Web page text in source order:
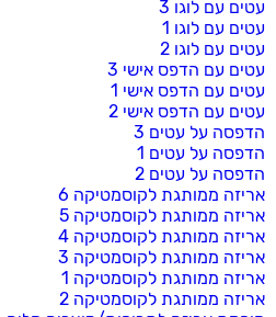
עטים עם לוגו 3
עטים עם לוגו 1
עטים עם לוגו 2
עטים עם הדפס אישי 3
עטים עם הדפס אישי 1
עטים עם הדפס אישי 2
הדפסה על עטים 3
הדפסה על עטים 1
הדפסה על עטים 2
אריזה ממותגת לקוסמטיקה 6
אריזה ממותגת לקוסמטיקה 5
אריזה ממותגת לקוסמטיקה 4
אריזה ממותגת לקוסמטיקה 3
אריזה ממותגת לקוסמטיקה 1
אריזה ממותגת לקוסמטיקה 2